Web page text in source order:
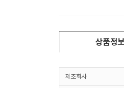
상품정보
제조회사